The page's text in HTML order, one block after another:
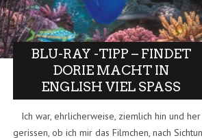
BLU-RAY -TIPP – FINDET
DORIE MACHT IN
ENGLISH VIEL SPASS
Ich war, ehrlicherweise, ziemlich hin und her
gerissen, ob ich mir das Filmchen, nach